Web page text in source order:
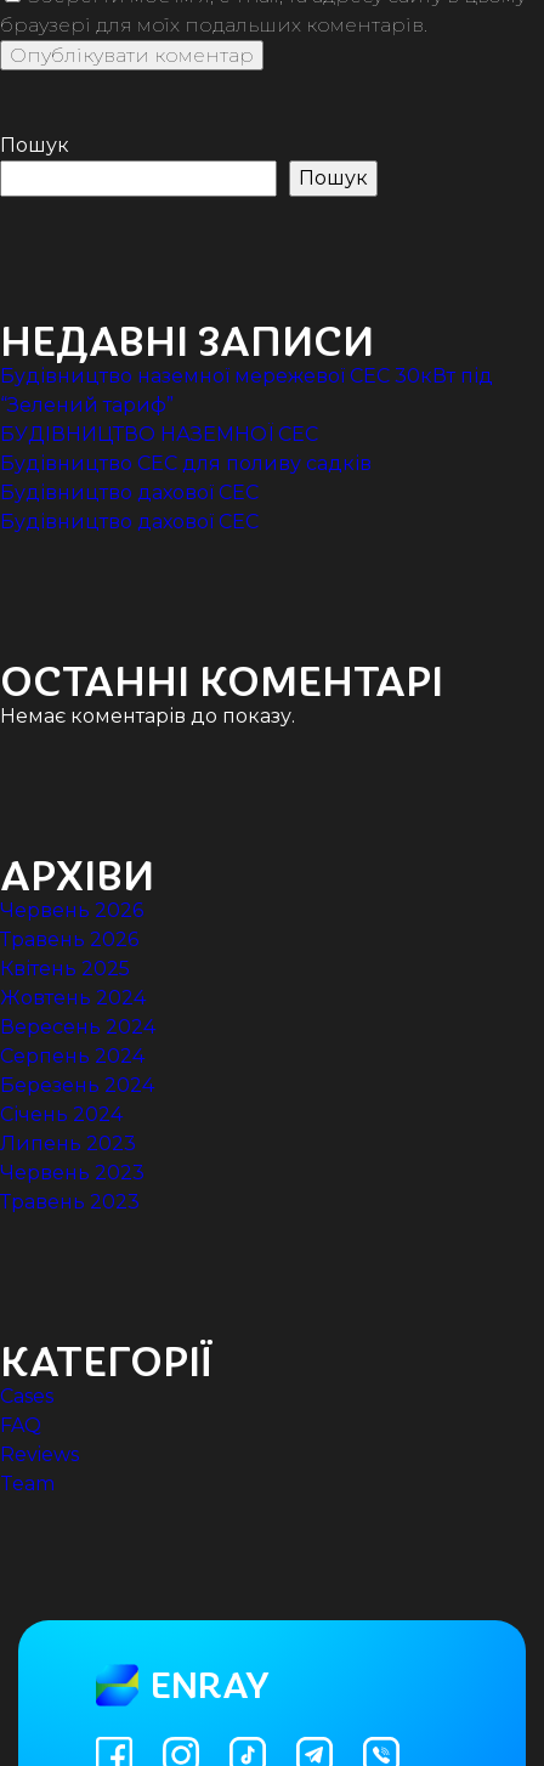
браузері для моїх подальших коментарів.
Пошук
Пошук
НЕДАВНІ ЗАПИСИ
Будівництво наземної мережевої СЕС 30кВт під
“Зелений тариф”
БУДІВНИЦТВО НАЗЕМНОЇ СЕС
Будівництво СЕС для поливу садків
Будівництво дахової СЕС
Будівництво дахової СЕС
ОСТАННІ КОМЕНТАРІ
Немає коментарів до показу.
АРХІВИ
Червень 2026
Травень 2026
Квітень 2025
Жовтень 2024
Вересень 2024
Серпень 2024
Березень 2024
Січень 2024
Липень 2023
Червень 2023
Травень 2023
КАТЕГОРІЇ
Cases
FAQ
Reviews
Team
ENRAY